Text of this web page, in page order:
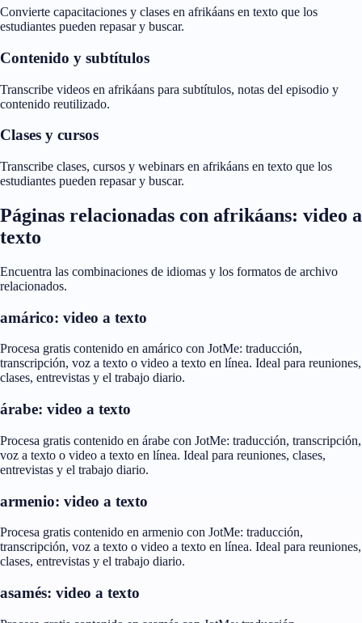
Convierte capacitaciones y clases en afrikáans en texto que los
estudiantes pueden repasar y buscar.
Contenido y subtítulos
Transcribe videos en afrikáans para subtítulos, notas del episodio y
contenido reutilizado.
Clases y cursos
Transcribe clases, cursos y webinars en afrikáans en texto que los
estudiantes pueden repasar y buscar.
Páginas relacionadas con afrikáans: video a
texto
Encuentra las combinaciones de idiomas y los formatos de archivo
relacionados.
amárico: video a texto
Procesa gratis contenido en amárico con JotMe: traducción,
transcripción, voz a texto o video a texto en línea. Ideal para reuniones,
clases, entrevistas y el trabajo diario.
árabe: video a texto
Procesa gratis contenido en árabe con JotMe: traducción, transcripción,
voz a texto o video a texto en línea. Ideal para reuniones, clases,
entrevistas y el trabajo diario.
armenio: video a texto
Procesa gratis contenido en armenio con JotMe: traducción,
transcripción, voz a texto o video a texto en línea. Ideal para reuniones,
clases, entrevistas y el trabajo diario.
asamés: video a texto